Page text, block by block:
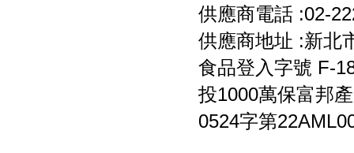
供應商電話 :02-
供應商地址 :新北
食品登入字號 F-
投1000萬保富邦
0524字第